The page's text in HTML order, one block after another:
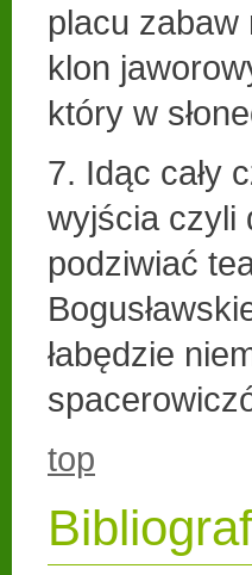
placu zabaw
klon
który w
7. Idąc cały
wyjścia czyli
podziwiać
łabędzie
top